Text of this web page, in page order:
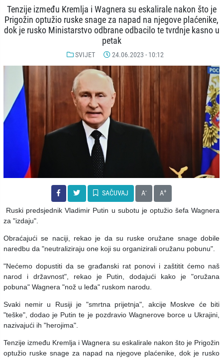
Tenzije između Kremlja i Wagnera su eskalirale nakon što je
Prigožin optužio ruske snage za napad na njegove plaćenike,
dok je rusko Ministarstvo odbrane odbacilo te tvrdnje kasno u
petak
SVIJET 24.06.2023 - 10:12
SAČUVAJ A- A+
Ruski predsjednik Vladimir Putin u subotu je optužio šefa Wagnera
za "izdaju".
Obraćajući se naciji, rekao je da su ruske oružane snage dobile
naredbu da "neutraliziraju one koji su organizirali oružanu pobunu".
"Nećemo dopustiti da se građanski rat ponovi i zaštitit ćemo naš
narod i državnost", rekao je Putin, dodajući kako je "oružana
pobuna" Wagnera "nož u leđa" ruskom narodu.
Svaki nemir u Rusiji je "smrtna prijetnja", akcije Moskve će biti
"teške", dodao je Putin te je pozdravio Wagnerove borce u Ukrajini,
nazivajući ih "herojima".
Tenzije između Kremlja i Wagnera su eskalirale nakon što je Prigožin
optužio ruske snage za napad na njegove plaćenike, dok je rusko